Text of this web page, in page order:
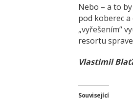
Nebo – a to
pod koberec
„vyřešením“
resortu
Vlastimil
Související